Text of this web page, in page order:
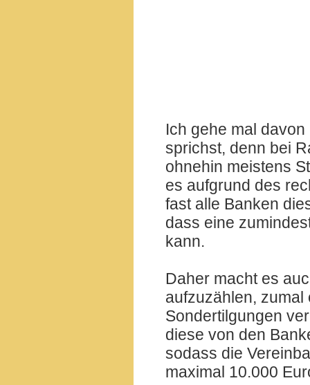
Ich gehe mal
sprichst, denn bei
ohnehin meistens
es aufgrund des
fast alle Banken
dass eine
kann.
Daher macht es
aufzuzählen, zumal
Sondertilgungen
diese von den
sodass die
maximal 10.000